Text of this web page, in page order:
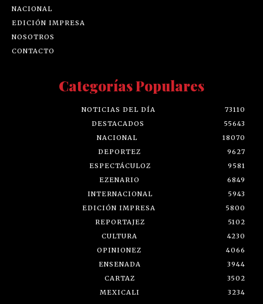
NACIONAL
EDICIÓN IMPRESA
NOSOTROS
CONTACTO
Categorías Populares
NOTICIAS DEL DÍA
73110
DESTACADOS
55643
NACIONAL
18070
DEPORTEZ
9627
ESPECTÁCULOZ
9581
EZENARIO
6849
INTERNACIONAL
5943
EDICIÓN IMPRESA
5800
REPORTAJEZ
5102
CULTURA
4230
OPINIONEZ
4066
ENSENADA
3944
CARTAZ
3502
MEXICALI
3234